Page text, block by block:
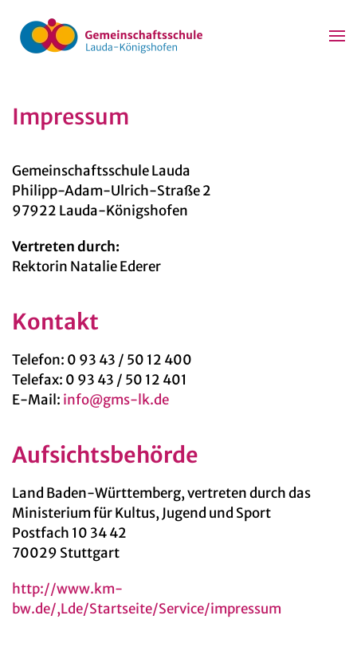
Zum Hauptinhalt springen
Impressum
Gemeinschaftsschule Lauda
Philipp-Adam-Ulrich-Straße 2
97922 Lauda-Königshofen
Vertreten durch:
Rektorin Natalie Ederer
Kontakt
Telefon: 0 93 43 / 50 12 400
Telefax: 0 93 43 / 50 12 401
E-Mail: info@gms-lk.de
Aufsichtsbehörde
Land Baden-Württemberg, vertreten durch das
Ministerium für Kultus, Jugend und Sport
Postfach 10 34 42
70029 Stuttgart
http://www.km-
bw.de/,Lde/Startseite/Service/impressum